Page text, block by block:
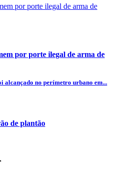
por porte ilegal de arma de
alcançado no perímetro urbano em...
de plantão